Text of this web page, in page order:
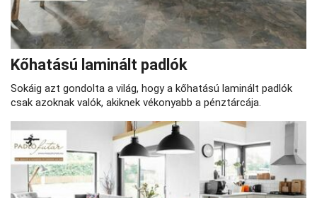
Kőhatású laminált padlók
Sokáig azt gondolta a világ, hogy a kőhatású laminált padlók
csak azoknak valók, akiknek vékonyabb a pénztárcája.